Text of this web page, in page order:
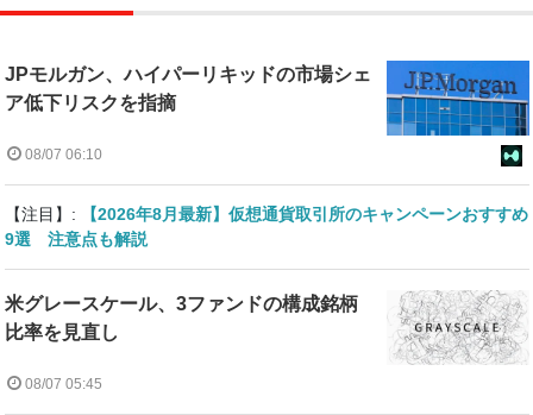
JPモルガン、ハイパーリキッドの市場シェ
ア低下リスクを指摘
08/07 06:10
【注目】:
【2026年8月最新】仮想通貨取引所のキャンペーンおすすめ
9選 注意点も解説
米グレースケール、3ファンドの構成銘柄
比率を見直し
08/07 05:45